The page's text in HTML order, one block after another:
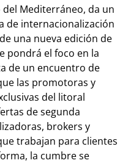
Mediterráneo, da un
de internacionalización
una nueva edición de
pondrá el foco en la
de un encuentro de
las promotoras y
del litoral
de segunda
brokers y
trabajan para clientes
la cumbre se